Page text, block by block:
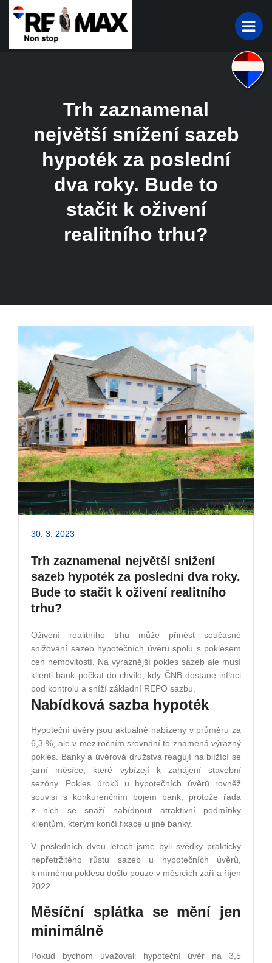
Trh zaznamenal
největší snížení sazeb
hypoték za poslední
dva roky. Bude to
stačit k oživení
realitního trhu?
30. 3. 2023
Trh zaznamenal největší snížení
sazeb hypoték za poslední dva roky.
Bude to stačit k oživení realitního
trhu?
Oživení realitního trhu může přinést současné
snižování sazeb hypotečních úvěrů spolu s poklesem
cen nemovitostí. Na výraznější pokles sazeb ale musí
klienti bank počkat do chvíle, kdy ČNB dostane inflaci
pod kontrolu a sníží základní REPO sazbu.
Nabídková sazba hypoték
Hypoteční úvěry jsou aktuálně nabízeny v průměru za
6,3 %, ale v meziročním srovnání to znamená výrazný
pokles. Banky a úvěrová družstva reagují na blížící se
jarní měsíce, které vybízejí k zahájení stavební
sezóny. Pokles úroků u hypotečních úvěrů rovněž
souvisí s konkurenčním bojem bank, protože řada
z nich se snaží nabídnout atraktivní podmínky
klientům, kterým končí fixace u jiné banky.
V posledních dvou letech jsme byli svědky prakticky
nepřetržitého růstu sazeb u hypotečních úvěrů,
k mírnému poklesu došlo pouze v měsících září a říjen
2022.
Měsíční splátka se mění jen
minimálně
Pokud bychom uvažovali hypoteční úvěr na 3,5